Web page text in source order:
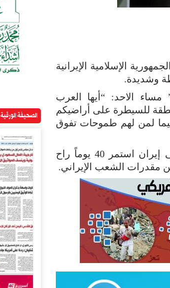
الإسلامية الإيرانية
وشديدة.
الاحد: “أيها العرب
للسيطرة على أراضيكم
لمن لهم طموحات تفوق
وفي 28 فبراير الماضي، بدأت أمريكا والكيان الصهيوني، عدواناً جديداً على إيران استمر 40 يوماً راح
مقدرات الشعب الإيراني.
الصحيفة الورقية